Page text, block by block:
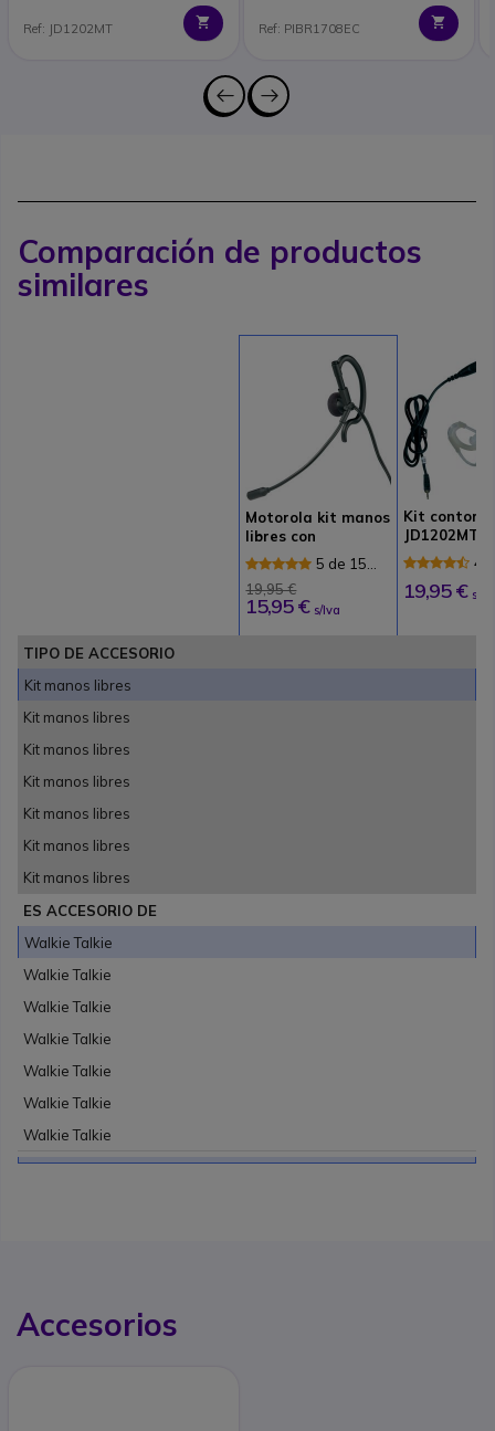
Ref: JD1202MT Ref: PIBR1708EC
Comparación de productos
similares
Motorola kit manos
libres con
micrófono5 de 15
19,95 €
15,95 € s/Iva
Kit
JD1202MT
19,95 € s/
TIPO DE ACCESORIO
Kit manos libres
Kit manos libres
Kit manos libres
Kit manos libres
Kit manos libres
Kit manos libres
Kit manos libres
ES ACCESORIO DE
Walkie Talkie
Walkie Talkie
Walkie Talkie
Walkie Talkie
Walkie Talkie
Walkie Talkie
Walkie Talkie
Accesorios